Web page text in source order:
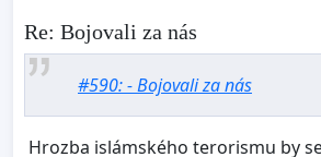
Re: Bojovali za nás
#590: - Bojovali za nás
Hrozba islámského terorismu by